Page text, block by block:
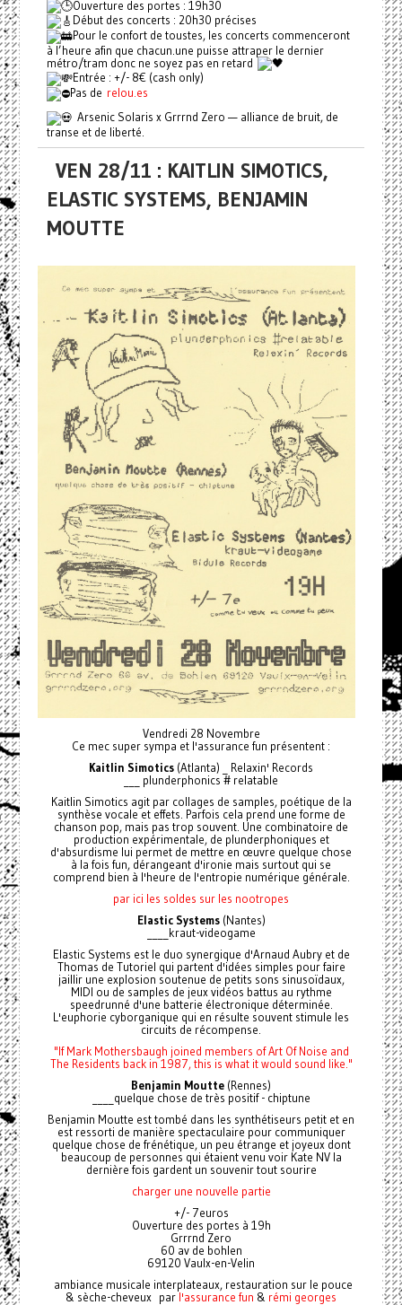
Ouverture des portes : 19h30
Début des concerts : 20h30 précises
Pour le confort de toustes, les concerts commenceront
à l’heure afin que chacun.une puisse attraper le dernier
métro/tram donc ne soyez pas en retard
Entrée : +/- 8€ (cash only)
Pas de relou.es
Arsenic Solaris x Grrrnd Zero — alliance de bruit, de
transe et de liberté.
VEN 28/11 : KAITLIN SIMOTICS,
ELASTIC SYSTEMS, BENJAMIN
MOUTTE
Vendredi 28 Novembre
Ce mec super sympa et l'assurance fun présentent :
Kaitlin Simotics (Atlanta) _ Relaxin' Records
___ plunderphonics # relatable
Kaitlin Simotics agit par collages de samples, poétique de la
synthèse vocale et effets. Parfois cela prend une forme de
chanson pop, mais pas trop souvent. Une combinatoire de
production expérimentale, de plunderphoniques et
d'absurdisme lui permet de mettre en œuvre quelque chose
à la fois fun, dérangeant d'ironie mais surtout qui se
comprend bien à l'heure de l'entropie numérique générale.
par ici les soldes sur les nootropes
Elastic Systems(Nantes)
____kraut-videogame
Elastic Systems est le duo synergique d'Arnaud Aubry et de
Thomas de Tutoriel qui partent d'idées simples pour faire
jaillir une explosion soutenue de petits sons sinusoïdaux,
MIDI ou de samples de jeux vidéos battus au rythme
speedrunné d'une batterie électronique déterminée.
L'euphorie cyborganique qui en résulte souvent stimule les
circuits de récompense.
"If Mark Mothersbaugh joined members of Art Of Noise and
The Residents back in 1987, this is what it would sound like."
Benjamin Moutte (Rennes)
____quelque chose de très positif - chiptune
Benjamin Moutte est tombé dans les synthétiseurs petit et en
est ressorti de manière spectaculaire pour communiquer
quelque chose de frénétique, un peu étrange et joyeux dont
beaucoup de personnes qui étaient venu voir Kate NV la
dernière fois gardent un souvenir tout sourire
charger une nouvelle partie
+/- 7euros
Ouverture des portes à 19h
Grrrnd Zero
60 av de bohlen
69120 Vaulx-en-Velin
ambiance musicale interplateaux, restauration sur le pouce
& sèche-cheveux par l'assurance fun & rémi georges